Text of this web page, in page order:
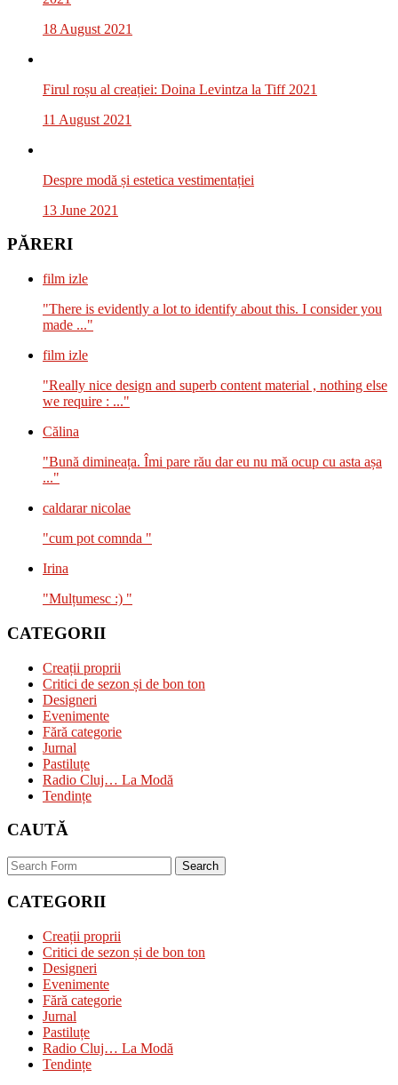
18 August 2021
Firul roșu al creației: Doina Levintza la Tiff 2021
11 August 2021
Despre modă și estetica vestimentației
13 June 2021
PĂRERI
film izle
"There is evidently a lot to identify about this. I consider you
made ..."
film izle
"Really nice design and superb content material , nothing else
we require : ..."
Călina
"Bună dimineața. Îmi pare rău dar eu nu mă ocup cu asta așa
..."
caldarar nicolae
"cum pot comnda "
Irina
"Mulțumesc :) "
CATEGORII
Creații proprii
Critici de sezon și de bon ton
Designeri
Evenimente
Fără categorie
Jurnal
Pastiluțe
Radio Cluj… La Modă
Tendințe
CAUTĂ
Search
CATEGORII
Creații proprii
Critici de sezon și de bon ton
Designeri
Evenimente
Fără categorie
Jurnal
Pastiluțe
Radio Cluj… La Modă
Tendințe